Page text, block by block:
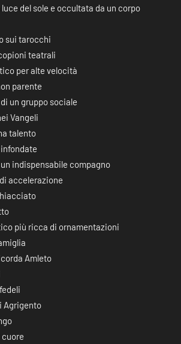
del sole e occultata da un corpo
sui tarocchi
teatrali
per alte velocità
parente
un gruppo sociale
Vangeli
talento
indispensabile compagno
accelerazione
più ricca di ornamentazioni
Amleto
Agrigento
cuore